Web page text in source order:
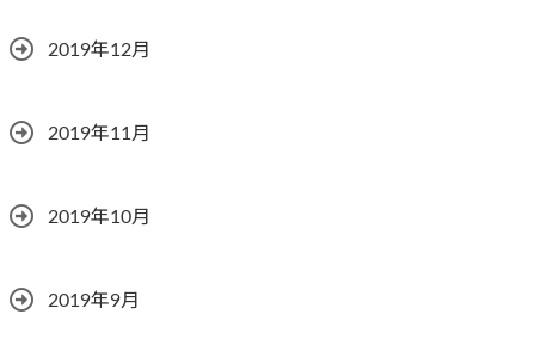
2019年12月
2019年11月
2019年10月
2019年9月